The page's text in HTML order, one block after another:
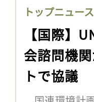
トップニュース
【国際】
会諮問機
トで協議